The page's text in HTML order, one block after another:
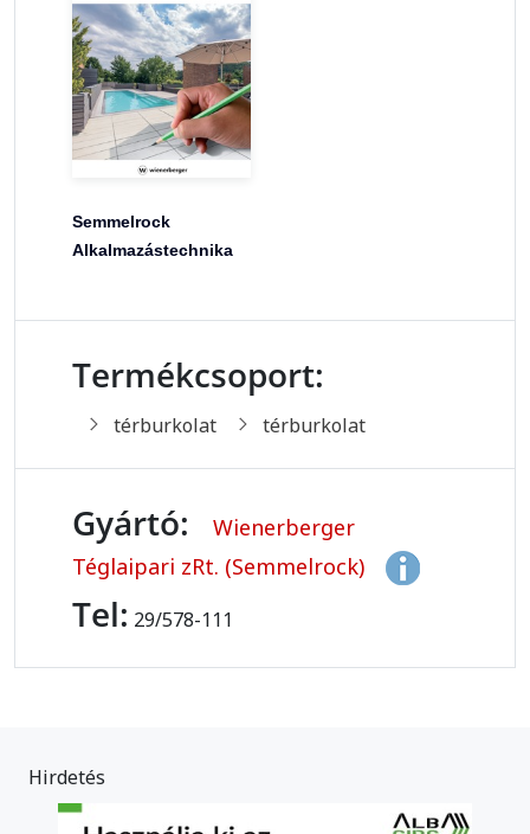
Semmelrock
Alkalmazástechnika
Termékcsoport:
térburkolat térburkolat
Gyártó:
Wienerberger
Téglaipari zRt. (Semmelrock)
Tel: 29/578-111
Hirdetés